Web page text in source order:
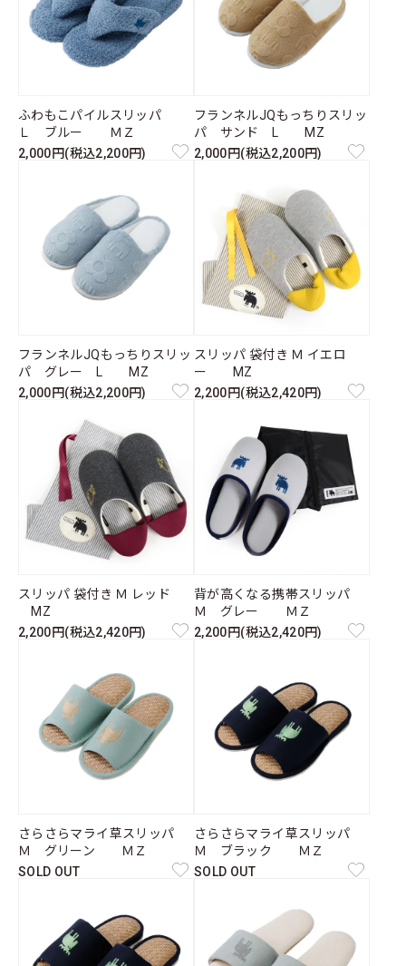
ふわもこパイルスリッパ
Ｌ ブルー ＭＺ
2,000円(税込2,200円)
フランネルJQもっちりスリッ
パ サンド L MZ
2,000円(税込2,200円)
フランネルJQもっちりスリッ
パ グレー L MZ
2,000円(税込2,200円)
スリッパ 袋付き Ｍ イエロ
ー MZ
2,200円(税込2,420円)
スリッパ 袋付き Ｍ レッド
MZ
2,200円(税込2,420円)
背が高くなる携帯スリッパ
Ｍ グレー ＭＺ
2,200円(税込2,420円)
さらさらマライ草スリッパ
Ｍ グリーン ＭＺ
SOLD OUT
さらさらマライ草スリッパ
Ｍ ブラック ＭＺ
SOLD OUT